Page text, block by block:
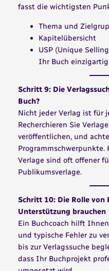
fasst die wichtigsten
Thema und
Kapitelübersicht
USP (Unique
Ihr Buch
Schritt 9: Die
Buch?
Nicht jeder Verlag ist für
Recherchieren Sie
veröffentlichen, und
Programmschwerpunkte.
Verlage sind oft offener
Publikumsverlage.
Schritt 10: Die Rolle von
Unterstützung brauchen
Ein Buchcoach hilft
und typische Fehler zu
bis zur Verlagssuche
dass Ihr Buchprojekt